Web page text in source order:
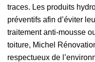
traces. Les produits
préventifs afin d’éviter
traitement anti-mousse
toiture, Michel
respectueux de